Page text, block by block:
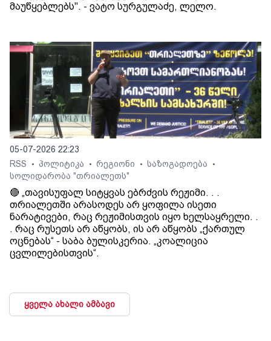
მაუწყებლებს". - ვატო სურგულაძე, ლელო.
05-07-2026 22:23
RSS
• პოლიტიკა • რეგიონი • საზოგადოება •
სოლიდარობა "თრიალეთს"
🔴 „თავისუფალ სიტყვას ებრძვის რეჟიმი. . .
თრიალეთში არასოდეს არ ყოფილა ისეთი
ნარატივები, რაც რეჟიმისთვის იყო ხელსაყრელი. .
. რაც რუსეთს არ აწყობს, ის არ აწყობს „ქართულ
ოცნებას“ - საბა ბულისკერია. „კოალიცია
ცვლილებისთვის“.
ყველა ახალი ამბავი